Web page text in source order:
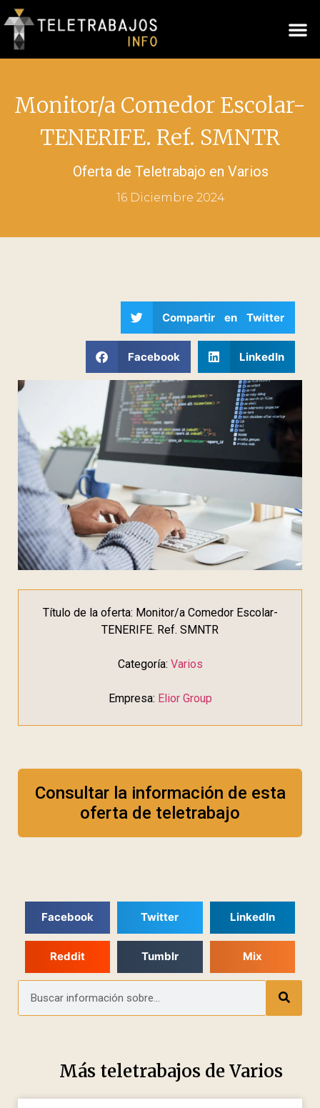
Monitor/a Comedor Escolar-
TENERIFE. Ref. SMNTR
Oferta de Teletrabajo en Varios
16 Diciembre 2024
Compartir en Twitter
Facebook LinkedIn
Título de la oferta: Monitor/a Comedor Escolar-
TENERIFE. Ref. SMNTR
Categoría: Varios
Empresa: Elior Group
Consultar la información de esta
oferta de teletrabajo
Facebook Twitter LinkedIn
Reddit Tumblr Mix
Más teletrabajos deVarios